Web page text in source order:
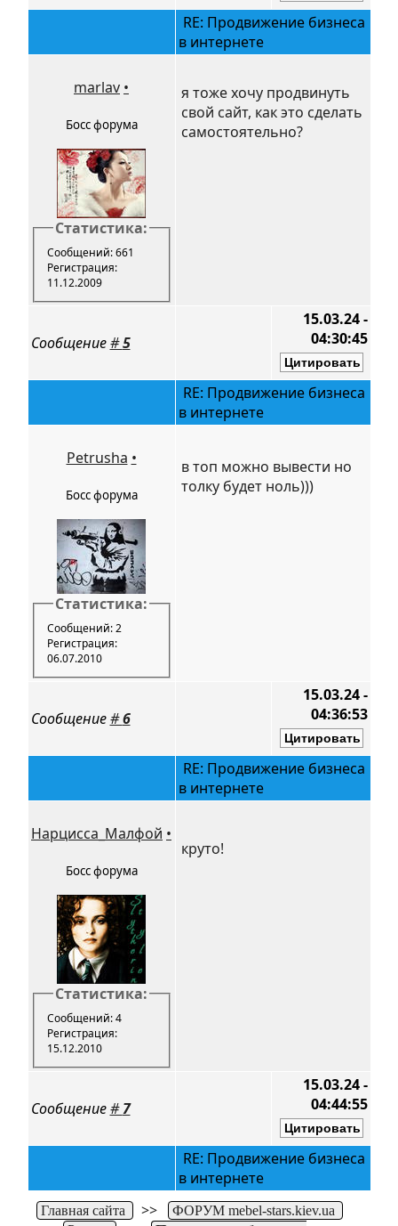
RE: Продвижение бизнеса
в интернете
marlav •
Босс форума
Статистика:
Сообщений: 661
Регистрация:
11.12.2009
я тоже хочу продвинуть
свой сайт, как это сделать
самостоятельно?
Сообщение#5
15.03.24 -
04:30:45
RE: Продвижение бизнеса
в интернете
Petrusha •
Босс форума
Статистика:
Сообщений: 2
Регистрация:
06.07.2010
в топ можно вывести но
толку будет ноль)))
Сообщение#6
15.03.24 -
04:36:53
RE: Продвижение бизнеса
в интернете
Нарцисса_Малфой •
Босс форума
Статистика:
Сообщений: 4
Регистрация:
15.12.2010
круто!
Сообщение#7
15.03.24 -
04:44:55
RE: Продвижение бизнеса
в интернете
Главная сайта >> ФОРУМ mebel-stars.kiev.ua